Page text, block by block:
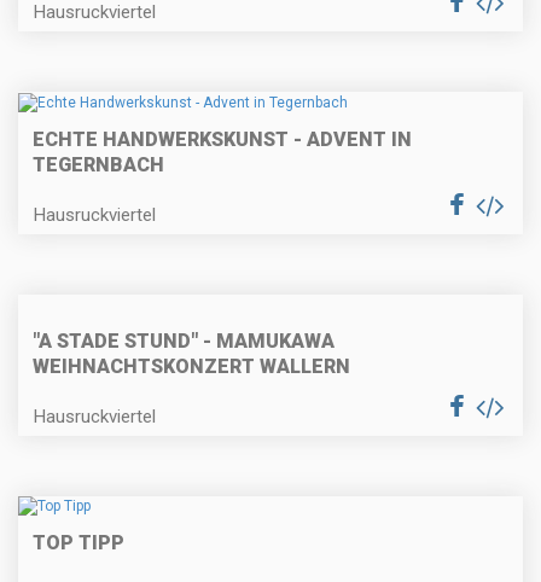
Hausruckviertel
ECHTE HANDWERKSKUNST - ADVENT IN
TEGERNBACH
Hausruckviertel
"A STADE STUND" - MAMUKAWA
WEIHNACHTSKONZERT WALLERN
Hausruckviertel
TOP TIPP